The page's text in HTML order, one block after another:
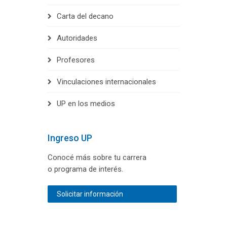
Carta del decano
Autoridades
Profesores
Vinculaciones internacionales
UP en los medios
Ingreso UP
Conocé más sobre tu carrera
o programa de interés.
Solicitar información